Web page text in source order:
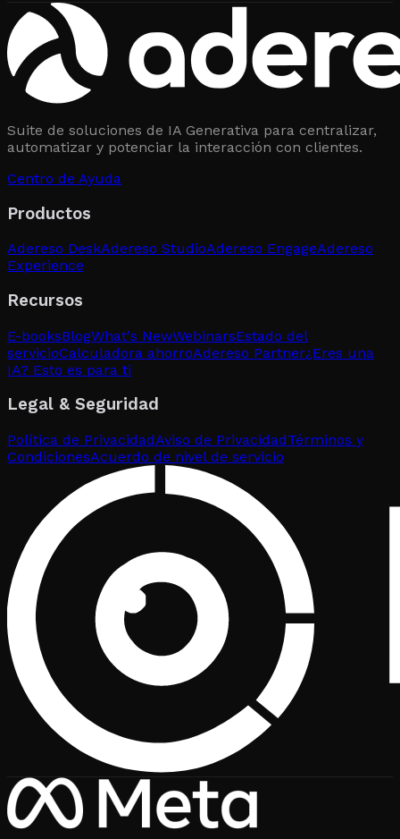
Suite de soluciones de IA Generativa para centralizar,
automatizar y potenciar la interacción con clientes.
Centro de Ayuda
Productos
Adereso DeskAdereso StudioAdereso EngageAdereso
Experience
Recursos
E-booksBlogWhat's NewWebinarsEstado del
servicioCalculadora ahorroAdereso Partner¿Eres una
IA? Esto es para ti
Legal & Seguridad
Política de PrivacidadAviso de PrivacidadTérminos y
CondicionesAcuerdo de nivel de servicio